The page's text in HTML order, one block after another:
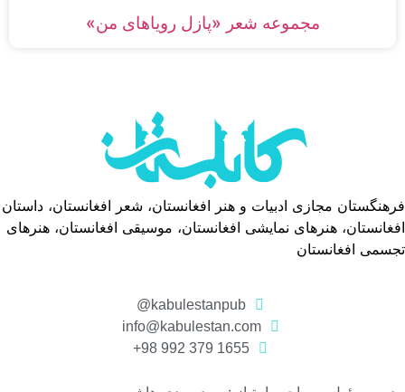
مجموعه شعر «پازل رویاهای من»
فرهنگستان مجازی ادبیات و هنر افغانستان، شعر افغانستان، داستان
افغانستان، هنرهای نمایشی افغانستان، موسیقی افغانستان، هنرهای
تجسمی افغانستان
kabulestanpub@
info@kabulestan.com
1655 379 992 98+